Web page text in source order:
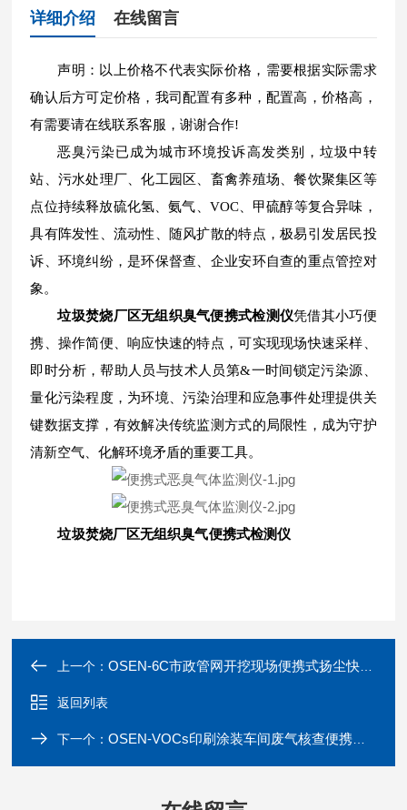
详细介绍 在线留言
声明：以上价格不代表实际价格，需要根据实际需求
确认后方可定价格，我司配置有多种，配置高，价格高，
有需要请在线联系客服，谢谢合作!
恶臭污染已成为城市环境投诉高发类别，垃圾中转
站、污水处理厂、化工园区、畜禽养殖场、餐饮聚集区等
点位持续释放硫化氢、氨气、VOC、甲硫醇等复合异味，
具有阵发性、流动性、随风扩散的特点，极易引发居民投
诉、环境纠纷，是环保督查、企业安环自查的重点管控对
象。
垃圾焚烧厂区无组织臭气便携式检测仪凭借其小巧便
携、操作简便、响应快速的特点，可实现现场快速采样、
即时分析，帮助人员与技术人员第&一时间锁定污染源、
量化污染程度，为环境、污染治理和应急事件处理提供关
键数据支撑，有效解决传统监测方式的局限性，成为守护
清新空气、化解环境矛盾的重要工具。
垃圾焚烧厂区无组织臭气便携式检测仪
上一个：OSEN-6C市政管网开挖现场便携式扬尘快速监测仪
返回列表
下一个：OSEN-VOCs印刷涂装车间废气核查便携式VOCs浓度监测仪